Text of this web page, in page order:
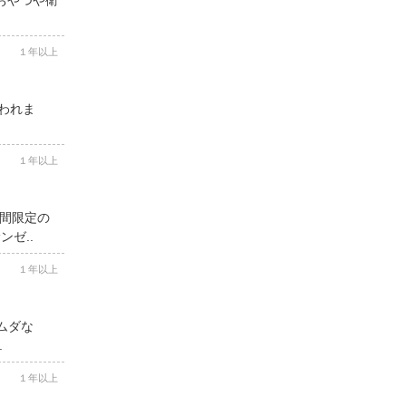
１年以上
れま
１年以上
限定の
ゼ..
１年以上
ダな
１年以上